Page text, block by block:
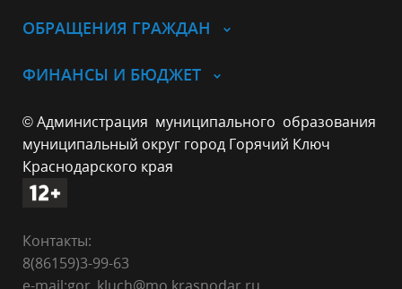
ОБРАЩЕНИЯ ГРАЖДАН
ФИНАНСЫ И БЮДЖЕТ
© Администрация муниципального образования
муниципальный округ город Горячий Ключ
Краснодарского края
Контакты:
8(86159)3-99-63